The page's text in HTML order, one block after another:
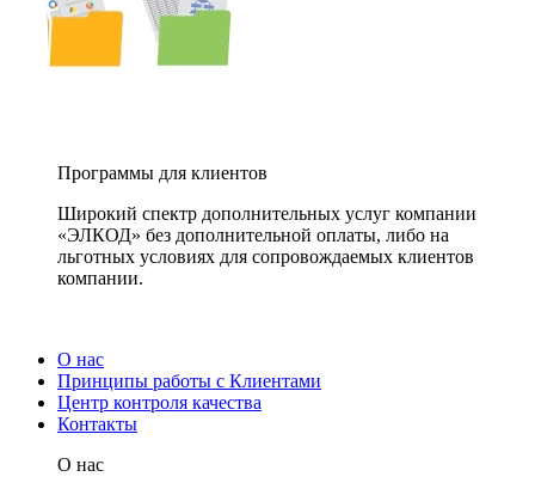
Программы для клиентов
Широкий спектр дополнительных услуг компании
«ЭЛКОД» без дополнительной оплаты, либо на
льготных условиях для сопровождаемых клиентов
компании.
О нас
Принципы работы с Клиентами
Центр контроля качества
Контакты
О нас